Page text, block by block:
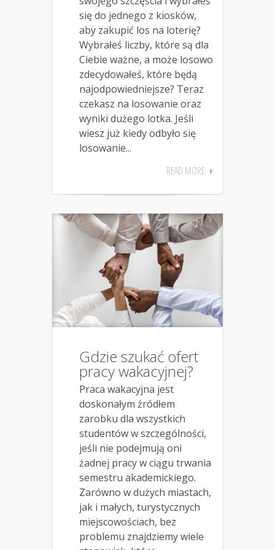
się do jednego z kiosków,
aby zakupić los na loterię?
Wybrałeś liczby, które są dla
Ciebie ważne, a może losowo
zdecydowałeś, które będą
najodpowiedniejsze? Teraz
czekasz na losowanie oraz
wyniki dużego lotka. Jeśli
wiesz już kiedy odbyło się
losowanie...
READ MORE
Gdzie szukać ofert
pracy wakacyjnej?
Praca wakacyjna jest
doskonałym źródłem
zarobku dla wszystkich
studentów w szczególności,
jeśli nie podejmują oni
żadnej pracy w ciągu trwania
semestru akademickiego.
Zarówno w dużych miastach,
jak i małych, turystycznych
miejscowościach, bez
problemu znajdziemy wiele